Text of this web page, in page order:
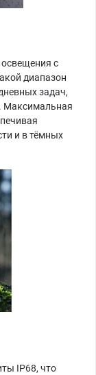
с
диапазон
задач,
Максимальная
и в тёмных
IP68, что